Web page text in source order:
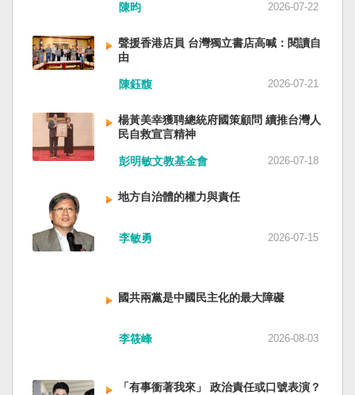
陳昀 2026-07-22
聲援香港店員 台灣獨立書店高喊：閱讀自
由
陳鈺馥 2026-07-21
楊黃美幸獲聘總統府國策顧問 續推台灣人
民自救宣言精神
彭明敏文教基金會 2026-07-18
地方自治體的權力與責任
李敏勇 2026-07-15
國共兩黨是中國民主化的最大障礙
李筱峰 2026-08-03
「有事衝著我來」 政治責任或口號表演？